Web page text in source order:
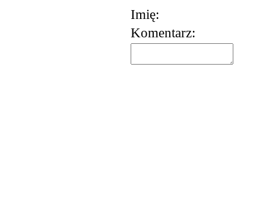
Imię:
Komentarz: